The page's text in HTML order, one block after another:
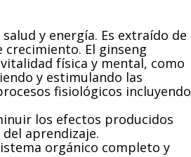
y energía. Es extraído de
crecimiento. El ginseng
física y mental, como
y estimulando las
fisiológicos incluyendo
los efectos producidos
aprendizaje.
orgánico completo y